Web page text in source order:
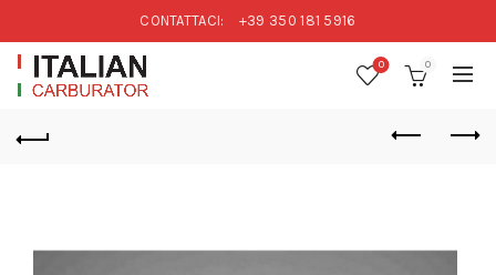
CONTATTACI: +39 350 181 5916
0 0